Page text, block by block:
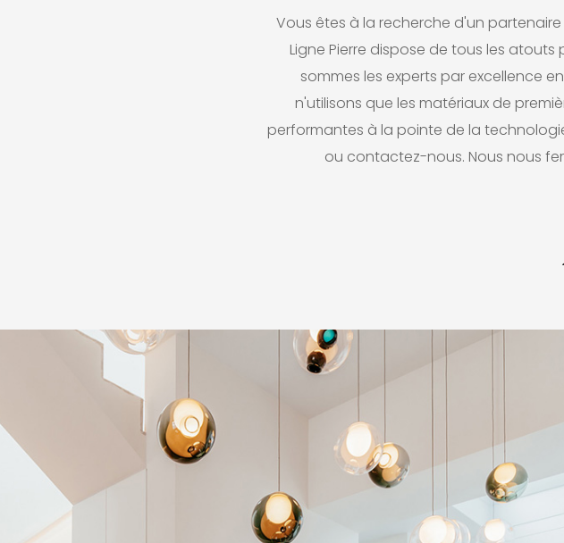
Vous êtes à la recherche d'un
Ligne Pierre dispose de tous les
sommes les experts par excellence
n'utilisons que les matériaux de
performantes à la pointe de la
ou contactez-nous. Nous nous